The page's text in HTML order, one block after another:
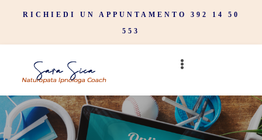
RICHIEDI UN APPUNTAMENTO 392 14 50
553